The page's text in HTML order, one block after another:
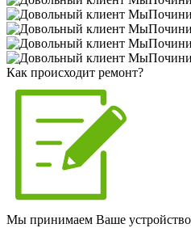
Как происходит ремонт?
Мы принимаем Ваше